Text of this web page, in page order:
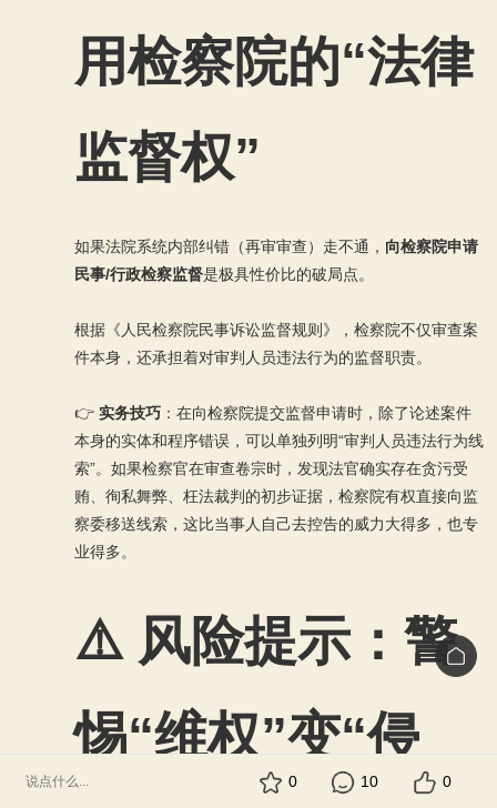
用检察院的“法律
监督权”
如果法院系统内部纠错（再审审查）走不通， 向检察院申请
民事/行政检察监督是极具性价比的破局点。
根据《人民检察院民事诉讼监督规则》，检察院不仅审查案
件本身，还承担着对审判人员违法行为的监督职责。
👉 实务技巧 ：在向检察院提交监督申请时，除了论述案件
本身的实体和程序错误，可以单独列明“审判人员违法行为线
索”。如果检察官在审查卷宗时，发现法官确实存在贪污受
贿、徇私舞弊、枉法裁判的初步证据，检察院有权直接向监
察委移送线索，这比当事人自己去控告的威力大得多，也专
业得多。
⚠️ 风险提示：警
惕“维权”变“侵
0 10 0